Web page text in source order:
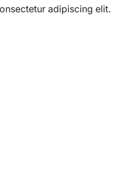
adipiscing elit.